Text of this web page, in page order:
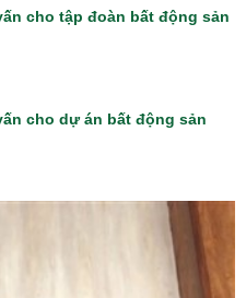
cho tập đoàn bất động sản
cho dự án bất động sản